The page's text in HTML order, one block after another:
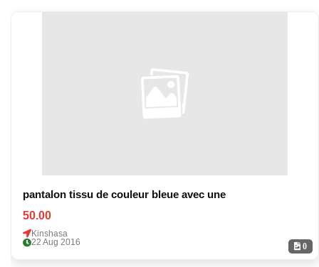
0
pantalon tissu de couleur bleue avec une
50.00
Kinshasa
22 Aug 2016